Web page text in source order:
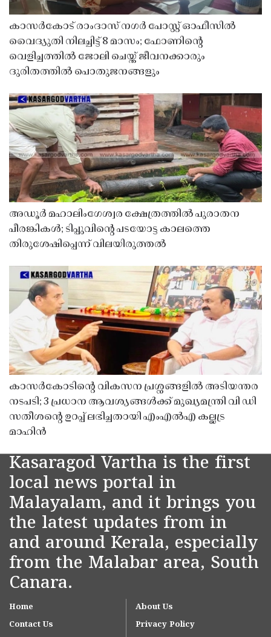
കാസർകോട് രാംദാസ് നഗർ പോസ്റ്റ് ഓഫീസിൽ
വൈദ്യുതി നിലച്ചിട്ട് 8 മാസം; ഫോണിൻ്റെ
വെളിച്ചത്തിൽ ജോലി ചെയ്ത് ജീവനക്കാരും
ദുരിതത്തിൽ പൊതുജനങ്ങളും
അഡൂർ മഹാലിംഗേശ്വര ക്ഷേത്രത്തിൽ പുരാതന
പീരങ്കികൾ; ടിപ്പുവിൻ്റെ പടയോട്ട കാലത്തെ
തിരുശേഷിപ്പെന്ന് വിലയിരുത്തൽ
കാസർകോടിൻ്റെ വികസന പ്രശ്നങ്ങളിൽ അടിയന്തര
നടപടി; 3 പ്രധാന ആവശ്യങ്ങൾക്ക് മുഖ്യമന്ത്രി വി ഡി
സതീശൻ്റെ ഉറപ്പ് ലഭിച്ചതായി എംഎൽഎ കല്ലട്ര
മാഹിൻ
Kasaragod Vartha is the first
local news portal in
Malayalam, and it brings you
the latest updates from in
and around Kerala, especially
from the Malabar area, South
Canara.
Home
About Us
Contact Us
Privacy Policy